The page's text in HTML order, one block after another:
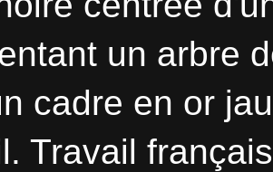
un arbre
cadre en or
Travail